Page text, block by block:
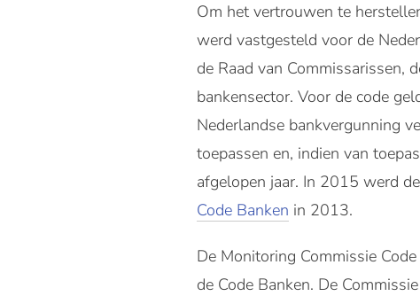
Om het vertrouwen te
werd vastgesteld voor de
de Raad van Commissarissen,
bankensector. Voor de code
Nederlandse bankvergunning
toepassen en, indien van
afgelopen jaar. In 2015 werd
Code Banken in 2013.
De Monitoring Commissie
de Code Banken. De